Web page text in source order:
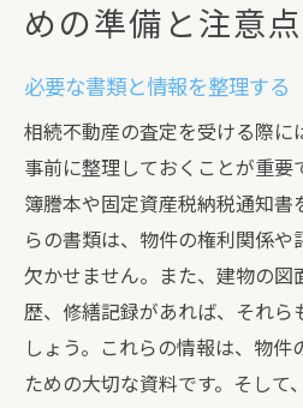
めの準備と注意点
必要な書類と情報を整理する
相続不動産の査定を受ける際に
事前に整理しておくことが重要
簿謄本や固定資産税納税通知書
らの書類は、物件の権利関係や
欠かせません。また、建物の図
歴、修繕記録があれば、それら
しょう。これらの情報は、物件
ための大切な資料です。そして